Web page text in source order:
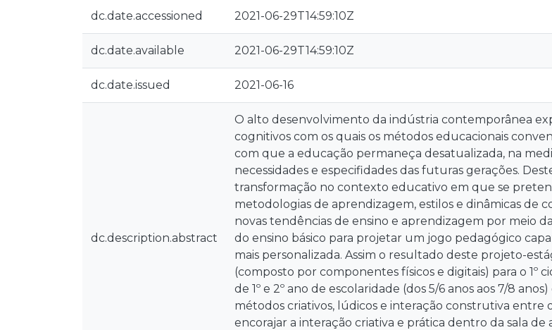
dc.date.accessioned 2021-06-29T14:59:10Z
dc.date.available 2021-06-29T14:59:10Z
dc.date.issued 2021-06-16
dc.description.abstract
O alto desenvolvimento da indústria contemporânea
cognitivos com os quais os métodos educacionais
com que a educação permaneça desatualizada, na
necessidades e especifidades das futuras gerações.
transformação no contexto educativo em que se
metodologias de aprendizagem, estilos e dinâmicas de
novas tendências de ensino e aprendizagem por meio
do ensino básico para projetar um jogo pedagógico
mais personalizada. Assim o resultado deste projeto-
(composto por componentes físicos e digitais) para o 1º
de 1º e 2º ano de escolaridade (dos 5/6 anos aos 7/8
métodos criativos, lúdicos e interação construtiva entre
encorajar a interação criativa e prática dentro da sala